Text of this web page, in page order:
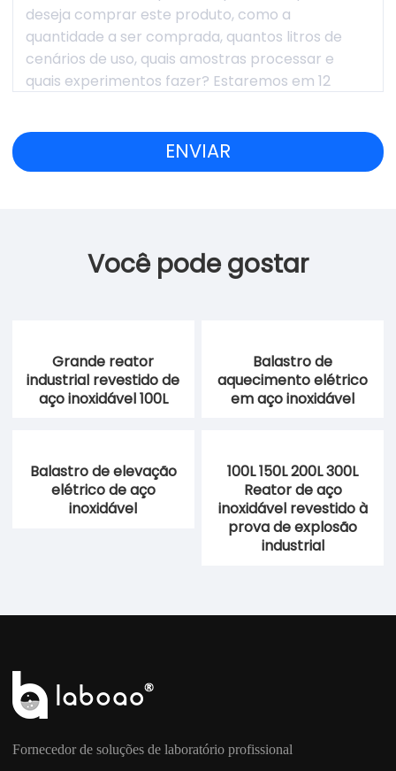
Você pode gostar
Grande reator
industrial revestido de
aço inoxidável 100L
Balastro de
aquecimento elétrico
em aço inoxidável
Balastro de elevação
elétrico de aço
inoxidável
100L 150L 200L 300L
Reator de aço
inoxidável revestido à
prova de explosão
industrial
Fornecedor de soluções de laboratório profissional